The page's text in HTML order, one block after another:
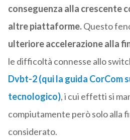
conseguenza alla crescente
altre piattaforme.Questo
ulteriore accelerazione alla
le difficoltà connesse allo
Dvbt-2 (qui la guida CorCom
tecnologico), i cui effetti si
compiutamente però solo alla
considerato.